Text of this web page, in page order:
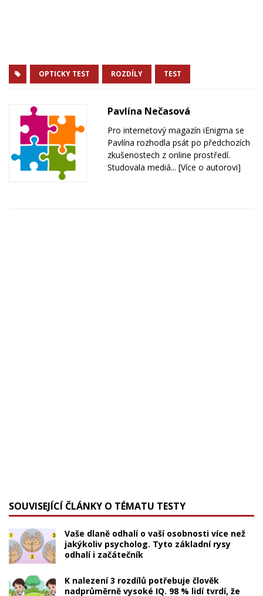
OPTICKY TEST ROZDÍLY TEST
Pavlína Nečasová
Pro internetový magazín iEnigma se
Pavlína rozhodla psát po předchozích
zkušenostech z online prostředí.
Studovala mediá... [Více o autorovi]
SOUVISEJÍCÍ ČLÁNKY O TÉMATU TESTY
Vaše dlaně odhalí o vaší osobnosti více než
jakýkoliv psycholog. Tyto základní rysy
odhalí i začátečník
K nalezení 3 rozdílů potřebuje člověk
nadprůměrně vysoké IQ. 98 % lidí tvrdí, že